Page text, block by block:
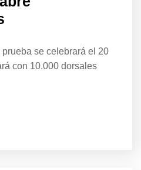
se celebrará el 20
con 10.000 dorsales